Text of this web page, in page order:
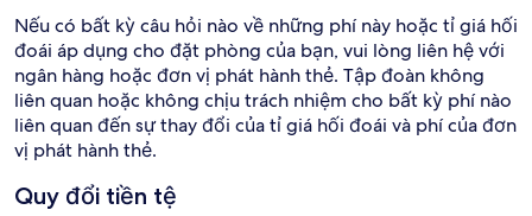
Nếu có bất kỳ câu hỏi nào về những phí này hoặc tỉ giá hối
đoái áp dụng cho đặt phòng của bạn, vui lòng liên hệ với
ngân hàng hoặc đơn vị phát hành thẻ. Tập đoàn không
liên quan hoặc không chịu trách nhiệm cho bất kỳ phí nào
liên quan đến sự thay đổi của tỉ giá hối đoái và phí của đơn
vị phát hành thẻ.
Quy đổi tiền tệ